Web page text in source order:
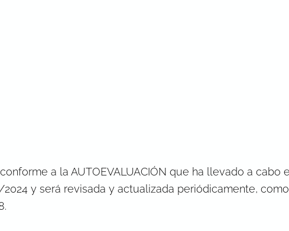
a la AUTOEVALUACIÓN que ha llevado a cabo
y será revisada y actualizada periódicamente,